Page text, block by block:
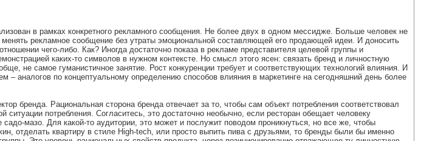
в рамках конкретного рекламного сообщения. Не более двух в одном мессидже. Больше человек не
рекламное сообщение без утраты эмоциональной составляющей его продающей идеи. И доносить
чего-либо. Как? Иногда достаточно показа в рекламе представителя целевой группы и
каких-то символов в нужном контексте. Но смысл этого ясен: связать бренд и личностную
не самое гуманистичное занятие. Рост конкуренции требует и соответствующих технологий влияния. И
аналогов по концептуальному определению способов влияния в маркетинге на сегодняшний день более
бренда. Рациональная сторона бренда отвечает за то, чтобы сам объект потребления соответствовал
потребления. Согласитесь, это достаточно необычно, если ресторан обещает человеку
мазо. Для какой-то аудитории, это может и послужит поводом проникнуться, но все же, чтобы
отделать квартиру в стиле High-tech, или просто выпить пива с друзьями, то бренды были бы именно